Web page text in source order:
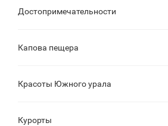
Достопримечательности
Капова пещера
Красоты Южного урала
Курорты